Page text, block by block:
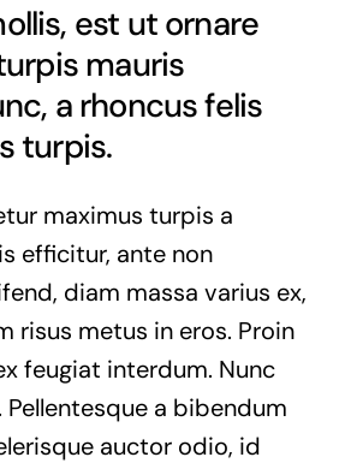
est ut ornare
mauris
a rhoncus felis
turpis.
maximus turpis a
efficitur, ante non
diam massa varius ex,
risus metus in eros. Proin
feugiat interdum. Nunc
a bibendum
auctor odio, id